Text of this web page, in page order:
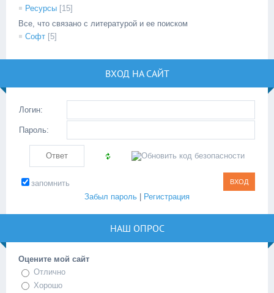
Ресурсы [15]
Все, что связано с литературой и ее поиском
Софт [5]
ВХОД НА САЙТ
Логин:
Пароль:
запомнить
Забыл пароль
Регистрация
НАШ ОПРОС
Оцените мой сайт
Отлично
Хорошо